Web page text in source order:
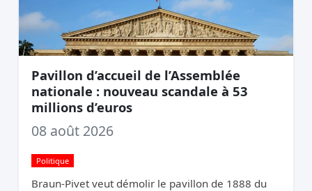
Pavillon d’accueil de l’Assemblée
nationale : nouveau scandale à 53
millions d’euros
08 août 2026
Politique
Braun-Pivet veut démolir le pavillon de 1888 du